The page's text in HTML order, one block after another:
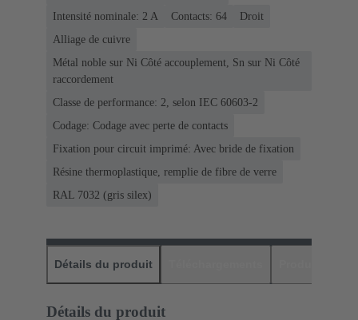
Intensité nominale: ‌2 A
Contacts: 64
Droit
Alliage de cuivre
Métal noble sur Ni Côté accouplement, Sn sur Ni Côté
raccordement
Classe de performance: 2, selon IEC 60603-2
Codage: Codage avec perte de contacts
Fixation pour circuit imprimé: Avec bride de fixation
Résine thermoplastique, remplie de fibre de verre
RAL 7032 (gris silex)
Détails du produit
Détails du produit